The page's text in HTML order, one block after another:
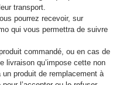
transport.
pourrez recevoir, sur
qui vous permettra de suivre
commandé, ou en cas de
livraison qu’impose cette non
produit de remplacement à